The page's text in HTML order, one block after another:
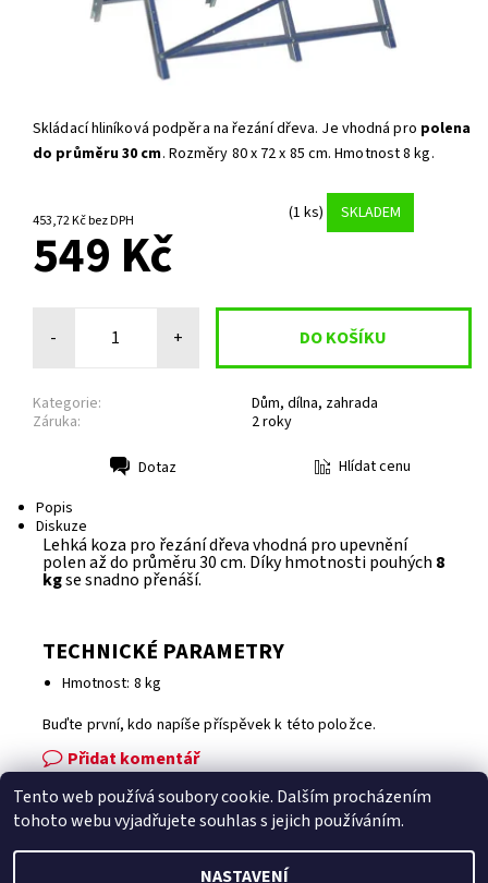
Skládací hliníková podpěra na řezání dřeva. Je vhodná pro polena
do průměru 30 cm. Rozměry 80 x 72 x 85 cm. Hmotnost 8 kg.
453,72 Kč bez DPH (1 ks) SKLADEM
549 Kč
- +
Kategorie:
Dům, dílna, zahrada
Záruka:
2 roky
Dotaz
Hlídat cenu
Popis
Diskuze
Lehká koza pro řezání dřeva vhodná pro upevnění
polen až do průměru 30 cm. Díky hmotnosti pouhých 8
kgse snadno přenáší.
TECHNICKÉ PARAMETRY
Hmotnost: 8 kg
Buďte první, kdo napíše příspěvek k této položce.
Přidat komentář
Facebook | Heureka.cz | Zboží.cz
Tento web používá soubory cookie. Dalším procházením
tohoto webu vyjadřujete souhlas s jejich používáním.
NASTAVENÍ